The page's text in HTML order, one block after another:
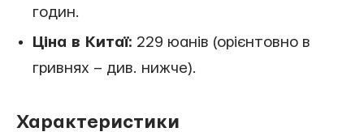
годин.
Ціна в Китаї: 229 юанів (орієнтовно в
гривнях – див. нижче).
Характеристики